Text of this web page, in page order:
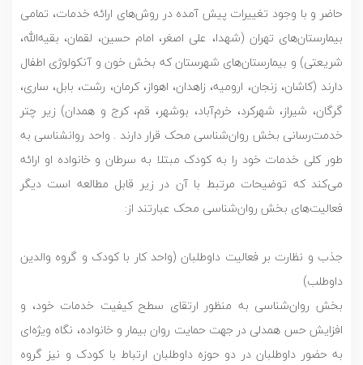
حاضر و با وجود تغییرات پیش آمده در روش‌های ارائه خدمات، تمامی
بیمارستان‌های تهران (شهدا، علی اصغر، امام حسین، لقمان، بقیه‌الله،
شریعتی) و بیمارستان‌های شهرستان که بخش خون و آنکولوژی اطفال
دارند (کاشان، زنجان، ارومیه، زاهدان، اهواز، کرمان، رشت، بابل، ساری،
گرگان، شیراز، شهرکرد، خرم‌آباد، بوشهر، قم، کرج و همدان) زیر چتر
خدمت‌رسانی بخش روان‌شناسی محک قرار دارند . واحد روانشناسی به
طور کلی خدمات خود را به کودک مبتلا به سرطان و خانواده او ارائه
می‌کند که توضیحات مرتبط با آن در زیر قابل مطالعه است دیگر
فعالیت‌های بخش روان‌شناسی محک عبارتند از:
جذب و نظارت بر فعالیت داوطلبان (واحد کار با کودک و گروه والدین
داوطلب)
بخش روان‌شناسی به منظور ارتقای سطح کیفیت خدمات خود، و
افزایش حس همدلی در جهت حمایت روان بیمار و خانواده، نگاه ویژه‌ای
به حضور داوطلبان در دو حوزه داوطلبان ارتباط با کودک و نیز گروه